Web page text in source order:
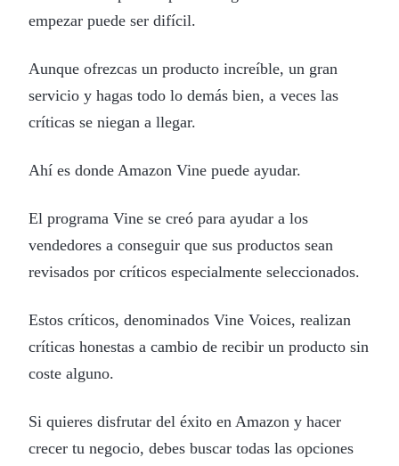
empezar puede ser difícil.
Aunque ofrezcas un producto increíble, un gran
servicio y hagas todo lo demás bien, a veces las
críticas se niegan a llegar.
Ahí es donde Amazon Vine puede ayudar.
El programa Vine se creó para ayudar a los
vendedores a conseguir que sus productos sean
revisados por críticos especialmente seleccionados.
Estos críticos, denominados Vine Voices, realizan
críticas honestas a cambio de recibir un producto sin
coste alguno.
Si quieres disfrutar del éxito en Amazon y hacer
crecer tu negocio, debes buscar todas las opciones